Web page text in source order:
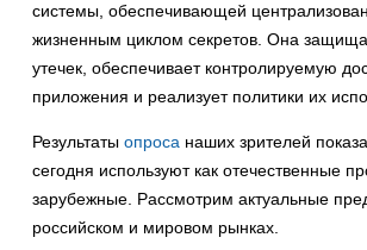
системы, обеспечивающей
жизненным циклом секретов. Она
утечек, обеспечивает контролируемую
приложения и реализует политики их
Результаты опроса наших зрителей
сегодня используют как отечественные
зарубежные. Рассмотрим актуальные
российском и мировом рынках.